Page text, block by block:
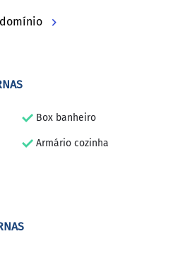
Box banheiro
Armário cozinha